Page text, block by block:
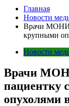
Главная
Новости
Врачи
крупными
Новости
Врачи
пациентку
опухолями